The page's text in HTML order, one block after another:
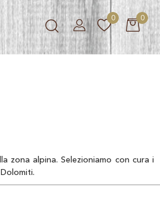
0 0
zona alpina. Selezioniamo con cura i